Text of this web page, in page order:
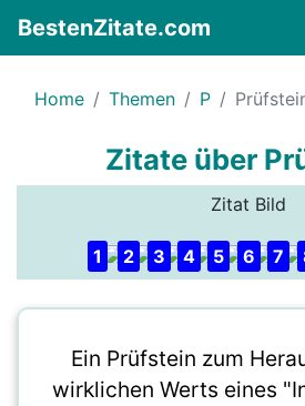
BestenZitate.com
Home Themen P
Zitate über
Zitat Bild
1 2 3 4 5 6 7
Ein Prüfstein zum
wirklichen Werts eines